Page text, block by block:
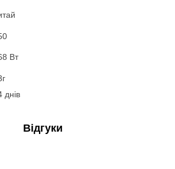
Вт
днів
Відгуки